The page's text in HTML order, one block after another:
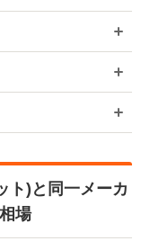
ト)と同一メーカ
場